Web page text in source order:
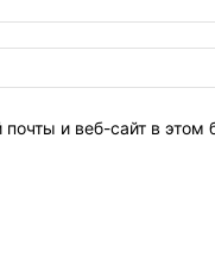
и веб-сайт в